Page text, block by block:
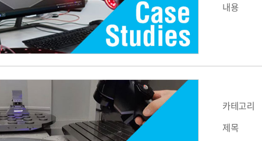
내용
카테고리
제목